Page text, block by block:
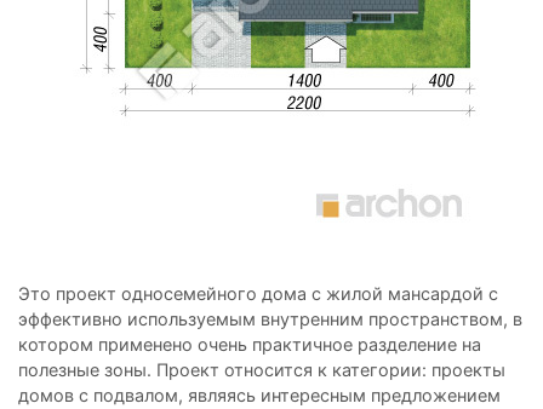
Это проект односемейного дома с жилой мансардой с
эффективно используемым внутренним пространством, в
котором применено очень практичное разделение на
полезные зоны. Проект относится к категории: проекты
домов с подвалом, являясь интересным предложением